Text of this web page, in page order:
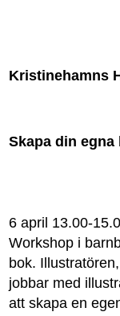
Kristinehamns
Skapa din
6 april 13.00-
Workshop i
bok.
jobbar med
att skapa en